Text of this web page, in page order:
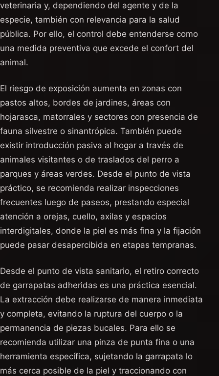
veterinaria y, dependiendo del agente y de la
especie, también con relevancia para la salud
pública. Por ello, el control debe entenderse como
una medida preventiva que excede el confort del
animal.
El riesgo de exposición aumenta en zonas con
pastos altos, bordes de jardines, áreas con
hojarasca, matorrales y sectores con presencia de
fauna silvestre o sinantrópica. También puede
existir introducción pasiva al hogar a través de
animales visitantes o de traslados del perro a
parques y áreas verdes. Desde el punto de vista
práctico, se recomienda realizar inspecciones
frecuentes luego de paseos, prestando especial
atención a orejas, cuello, axilas y espacios
interdigitales, donde la piel es más fina y la fijación
puede pasar desapercibida en etapas tempranas.
Desde el punto de vista sanitario, el retiro correcto
de garrapatas adheridas es una práctica esencial.
La extracción debe realizarse de manera inmediata
y completa, evitando la ruptura del cuerpo o la
permanencia de piezas bucales. Para ello se
recomienda utilizar una pinza de punta fina o una
herramienta específica, sujetando la garrapata lo
más cerca posible de la piel y traccionando con